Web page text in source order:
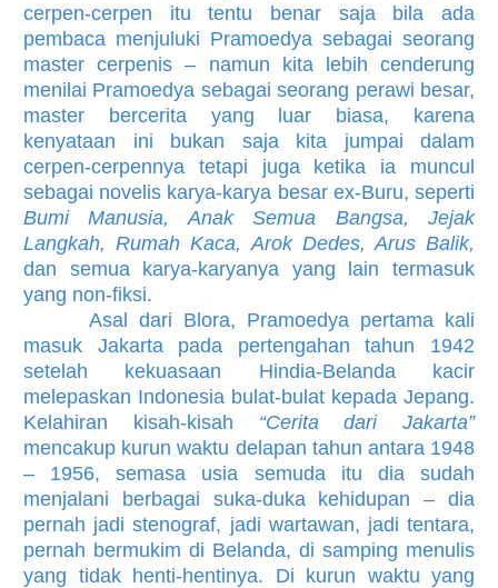
cerpen-cerpen itu tentu benar saja bila ada
pembaca menjuluki Pramoedya sebagai se­orang
master cerpenis – namun kita lebih cenderung
menilai Pramoedya sebagai se­orang perawi besar,
master bercerita yang luar biasa, karena
kenyataan ini bukan saja kita jumpai dalam
cerpen-cerpennya tetapi juga ketika ia muncul
sebagai novelis karya-karya besar ex-Buru, se­perti
Bumi Manusia, Anak Semua Bangsa, Jejak
Langkah, Rumah Kaca, Arok Dedes, Arus Balik,
dan semua karya-karyanya yang lain termasuk
yang non-fiksi.
Asal dari Blora, Pramoedya pertama kali
masuk Jakarta pada pertengah­an tahun 1942
setelah kekuasaan Hindia-Belanda kacir
melepaskan Indonesia bulat-bulat kepada Jepang.
Kelahiran kisah-kisah “Cerita dari Jakarta”
mencakup kurun waktu delapan tahun antara 1948
– 1956, semasa usia semuda itu dia sudah
menjalani berbagai suka-duka kehidupan – dia
pernah jadi stenograf, jadi wartawan, jadi tentara,
pernah bermukim di Belanda, di samping menulis
yang tidak henti-henti­nya. Di kurun waktu yang